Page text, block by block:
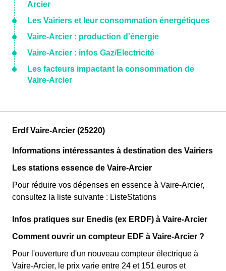
Arcier
Les Vairiers et leur consommation énergétiques
Vaire-Arcier : production d'énergie
Vaire-Arcier : infos Gaz/Electricité
Les facteurs impactant la consommation de
Vaire-Arcier
Erdf Vaire-Arcier (25220)
Informations intéressantes à destination des Vairiers
Les stations essence de Vaire-Arcier
Pour réduire vos dépenses en essence à Vaire-Arcier,
consultez la liste suivante : ListeStations
Infos pratiques sur Enedis (ex ERDF) à Vaire-Arcier
Comment ouvrir un compteur EDF à Vaire-Arcier ?
Pour l'ouverture d'un nouveau compteur électrique à
Vaire-Arcier, le prix varie entre 24 et 151 euros et